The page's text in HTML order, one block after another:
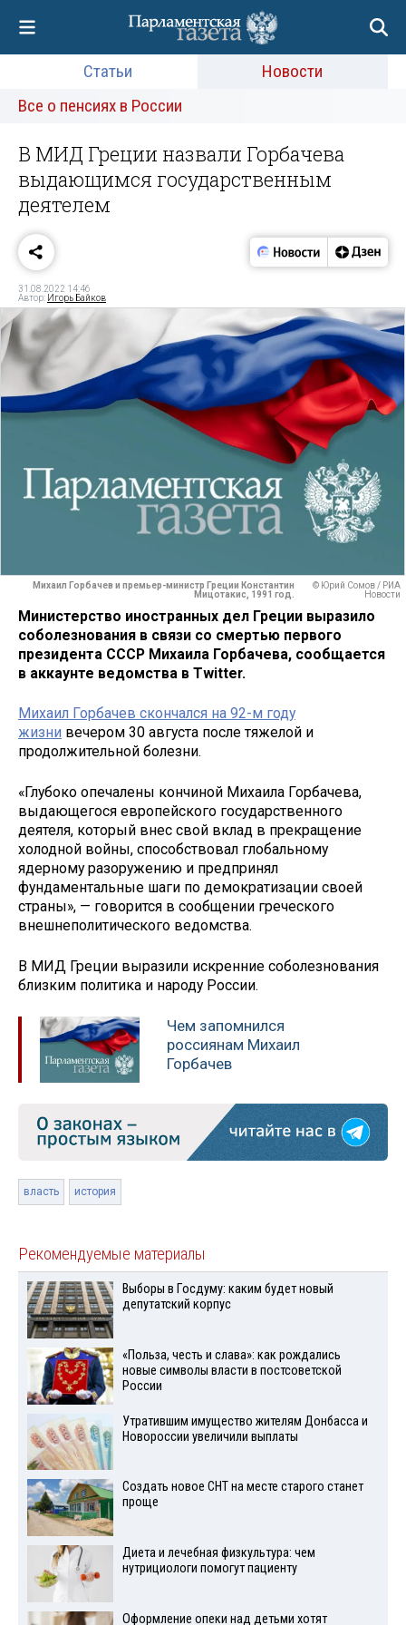
Статьи
Новости
Все о пенсиях в России
В МИД Греции назвали Горбачева
выдающимся государственным
деятелем
31.08.2022 14:46
Автор: Игорь Байков
Михаил Горбачев и премьер-министр Греции Константин
Мицотакис, 1991 год.
© Юрий Сомов / РИА
Новости
Министерство иностранных дел Греции выразило
соболезнования в связи со смертью первого
президента СССР Михаила Горбачева, сообщается
в аккаунте ведомства в Twitter.
Михаил Горбачев скончался на 92-м году
жизни вечером 30 августа после тяжелой и
продолжительной болезни.
«Глубоко опечалены кончиной Михаила Горбачева,
выдающегося европейского государственного
деятеля, который внес свой вклад в прекращение
холодной войны, способствовал глобальному
ядерному разоружению и предпринял
фундаментальные шаги по демократизации своей
страны», — говорится в сообщении греческого
внешнеполитического ведомства.
В МИД Греции выразили искренние соболезнования
близким политика и народу России.
Чем запомнился
россиянам Михаил
Горбачев
власть история
Рекомендуемые материалы
Выборы в Госдуму: каким будет новый
депутатский корпус
«Польза, честь и слава»: как рождались
новые символы власти в постсоветской
России
Утратившим имущество жителям Донбасса и
Новороссии увеличили выплаты
Создать новое СНТ на месте старого станет
проще
Диета и лечебная физкультура: чем
нутрициологи помогут пациенту
Оформление опеки над детьми хотят